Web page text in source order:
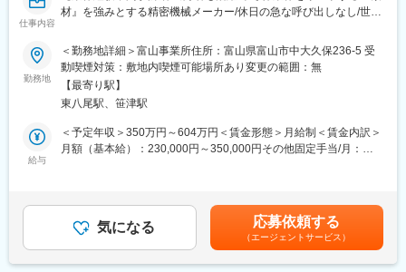
■働き方：
平均残業時間は20時間程度、土日祝休み、年間休日127日、週に1
す。
また、育休や時短制度はもちろんのこと、介護支援やリフレッシ
ュ休暇、住宅手当など豊富な福利厚生があり、長期就業しやすい
環境です。
■入社後の流れ：
入社後は先輩社員からのOJTを中心に業務をキャッチアップ頂き
顧客の要望に応じた機能の追加などの柔軟なカスタマイズが可能
となりますので、既製品を売るだけでなく、幅広い提案が可能で
す。また、自社ショールームにて実機を用いた提案も出来、顧客
仕事内容
材』を強みとする精密機械メーカー/休日の急な呼び出しなし/世界
半導体関連の企業中心に関連装置の開発・設計、カーボンやセラ
ミック等の営業・販売を行っている 同社にて、営業職に従事いた
だきます！
■業務詳細：
・顧客への定期接点
・見積書や提案書の作成
詳細な製品設計や仕様決めなど専門知識が必要な商談の場合には
技術担当者同行の上商談を行うため、はじめのうちは知識がなく
勤務地
＜勤務地詳細＞富山事業所住所：富山県富山市中大久保236-5 受
動喫煙対策：敷地内喫煙可能場所あり変更の範囲：無
【最寄り駅】
東八尾駅、笹津駅
給与
＜予定年収＞350万円～604万円＜賃金形態＞月給制＜賃金内訳＞
月額（基本給）：230,000円～350,000円その他固定手当/月：
残業手当＞有＜給与補足＞■その他固定手当/月：住宅手当として
一律支給。■昇給：あり（過去実績：1月あたり3,000円～10,000
円）■賞与：あり（過去実績：年2回／計300,000～1,000,000円）
賃金はあくまでも目安の金額であり、選考を通じて上下する可能
気になる 応募依頼する
（エージェントサービス）